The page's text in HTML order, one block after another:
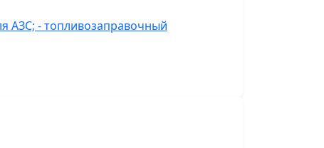
АЗС; - топливозаправочный